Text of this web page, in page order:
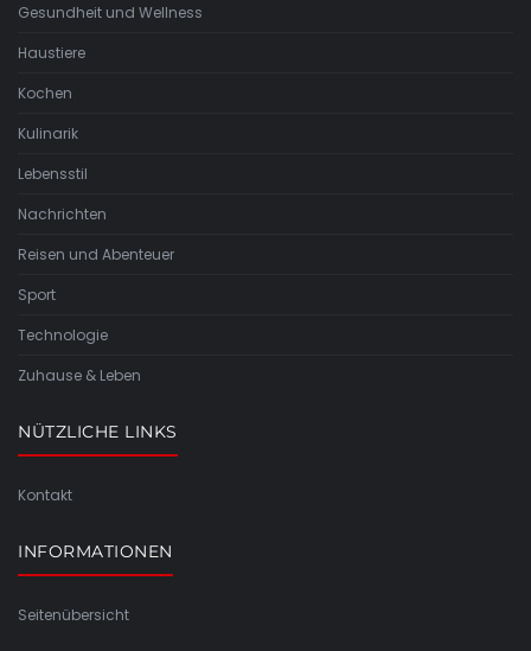
Gesundheit und Wellness
Haustiere
Kochen
Kulinarik
Lebensstil
Nachrichten
Reisen und Abenteuer
Sport
Technologie
Zuhause & Leben
NÜTZLICHE LINKS
Kontakt
INFORMATIONEN
Seitenübersicht